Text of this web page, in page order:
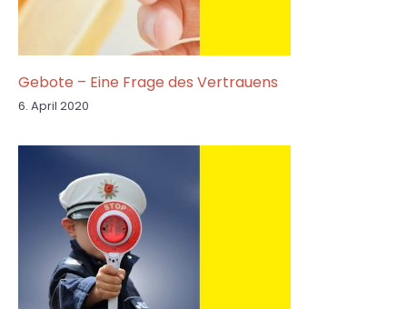
Gebote – Eine Frage des Vertrauens
6. April 2020